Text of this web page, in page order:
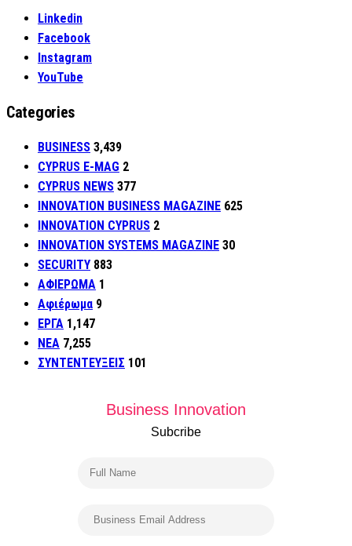
Linkedin
Facebook
Instagram
YouTube
Categories
BUSINESS 3,439
CYPRUS E-MAG 2
CYPRUS NEWS 377
INNOVATION BUSINESS MAGAZINE 625
INNOVATION CYPRUS 2
INNOVATION SYSTEMS MAGAZINE 30
SECURITY 883
ΑΦΙΕΡΩΜΑ 1
Αφιέρωμα 9
ΕΡΓΑ 1,147
ΝΕΑ 7,255
ΣΥΝΤΕΝΤΕΥΞΕΙΣ 101
Business Innovation
Subcribe